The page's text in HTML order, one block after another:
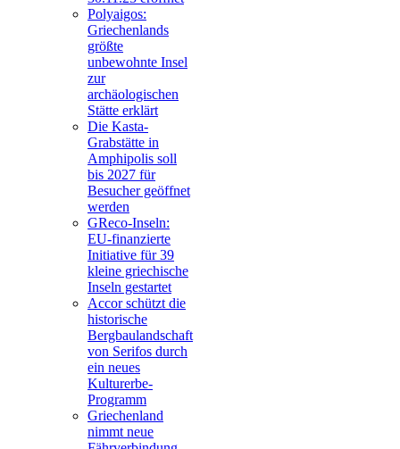
Polyaigos:
Griechenlands
größte
unbewohnte Insel
zur
archäologischen
Stätte erklärt
Die Kasta-
Grabstätte in
Amphipolis soll
bis 2027 für
Besucher geöffnet
werden
GReco-Inseln:
EU-finanzierte
Initiative für 39
kleine griechische
Inseln gestartet
Accor schützt die
historische
Bergbaulandschaft
von Serifos durch
ein neues
Kulturerbe-
Programm
Griechenland
nimmt neue